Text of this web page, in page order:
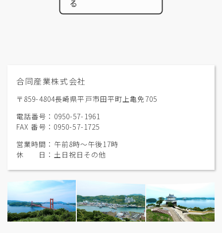
合同産業株式会社
〒859-4804長崎県平戸市田平町上亀免705
電話番号：0950-57-1961
FAX 番号：0950-57-1725
営業時間：午前8時〜午後17時
休 日：土日祝日その他
る